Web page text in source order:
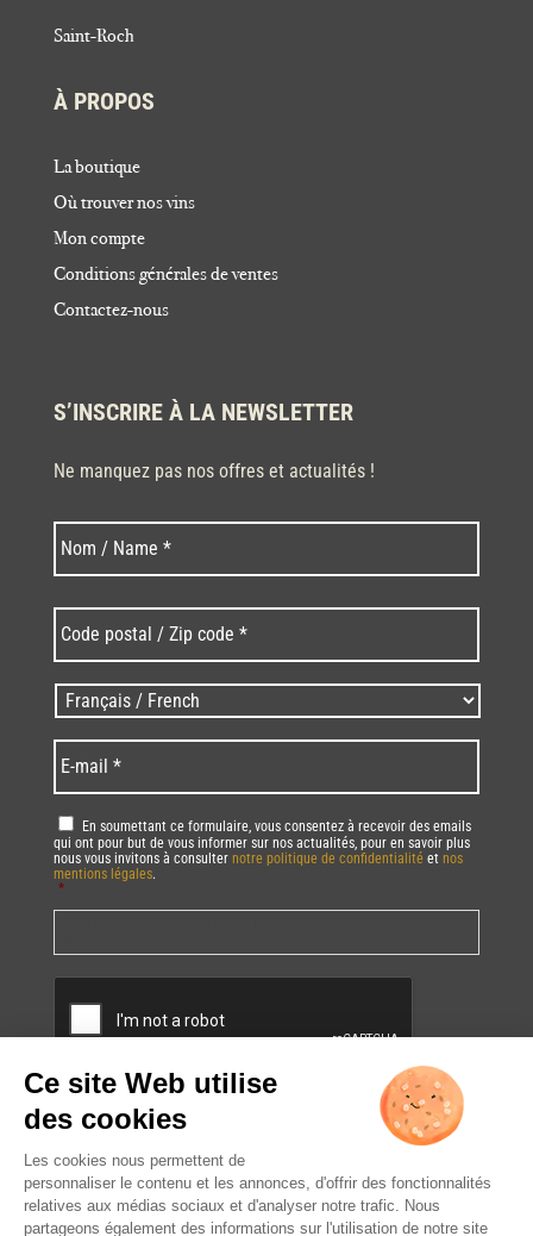
Saint-Roch
À PROPOS
La boutique
Où trouver nos vins
Mon compte
Conditions générales de ventes
Contactez-nous
S’INSCRIRE À LA NEWSLETTER
Ne manquez pas nos offres et actualités !
Nom * Nom
postal
/
Zip
code
* *
Langues
/
Language *
mail *
RGPD *
En soumettant ce formulaire, vous consentez à recevoir des emails
qui ont pour but de vous informer sur nos actualités, pour en savoir plus
nous vous invitons à consulter notre politique de confidentialité et nos
mentions légales.
*